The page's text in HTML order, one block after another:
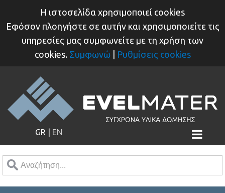
H ιστοσελίδα χρησιμοποιεί cookies
Εφόσον πλοηγήστε σε αυτήν και χρησιμοποιείτε τις
υπηρεσίες μας συμφωνείτε με τη χρήση των
cookies.Συμφωνώ| Ρυθμίσεις cookies
ΑΡΧΙΚΗ
ΕΤΑΙΡΙΑ
ΠΡΟΪΟΝΤΑ
ΠΕΛΑΤΕΣ
ΕΡΓΑ
ΕΠΙΚΟΙΝΩΝΙΑ
GR EN